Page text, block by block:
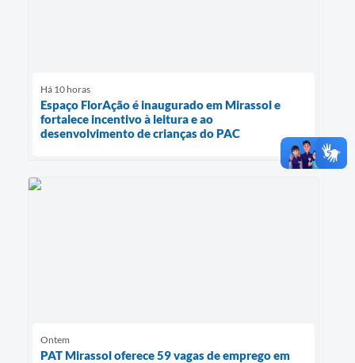
Há 10 horas
Espaço FlorAção é inaugurado em Mirassol e
fortalece incentivo à leitura e ao
desenvolvimento de crianças do PAC
Ontem
PAT Mirassol oferece 59 vagas de emprego em